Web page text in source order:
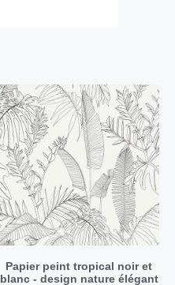
Papier peint tropical noir et
blanc - design nature élégant